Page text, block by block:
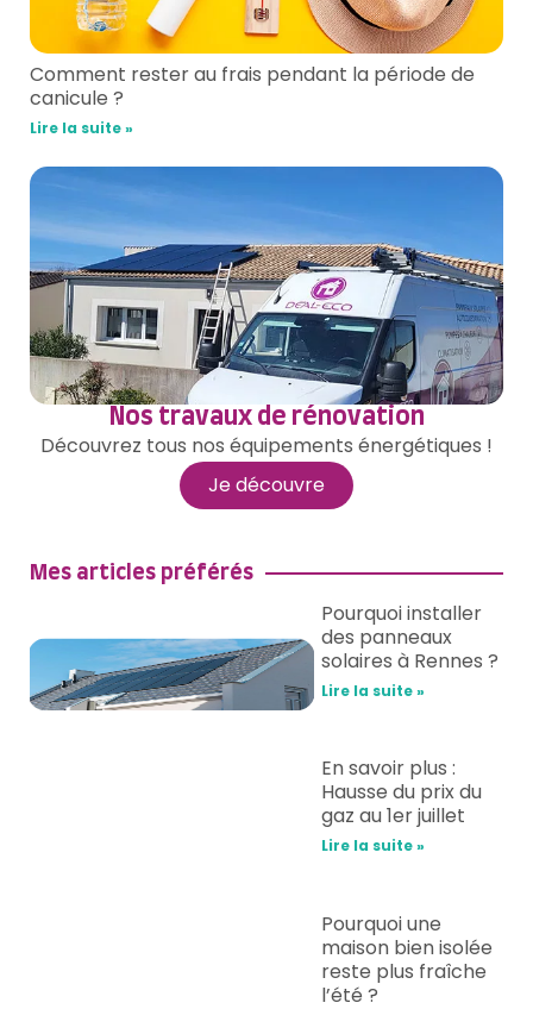
Comment rester au frais pendant la période de
canicule ?
Lire la suite »
Nos travaux de rénovation
Découvrez tous nos équipements énergétiques !
Je découvre
Mes articles préférés
Pourquoi installer
des panneaux
solaires à Rennes ?
Lire la suite »
En savoir plus :
Hausse du prix du
gaz au 1er juillet
Lire la suite »
Pourquoi une
maison bien isolée
reste plus fraîche
l’été ?